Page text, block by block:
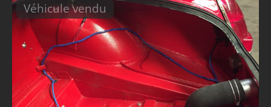
Véhicule vendu